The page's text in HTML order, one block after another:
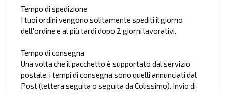
Tempo di spedizione
I tuoi ordini vengono solitamente spediti il giorno
dell'ordine e al più tardi dopo 2 giorni lavorativi.
Tempo di consegna
Una volta che il pacchetto è supportato dal servizio
postale, i tempi di consegna sono quelli annunciati dal
Post (lettera seguita o seguita da Colissimo). Invio di